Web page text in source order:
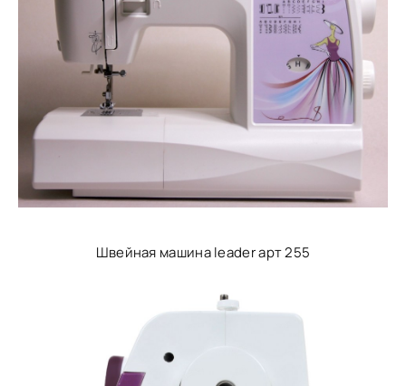
Швейная машина leader арт 255